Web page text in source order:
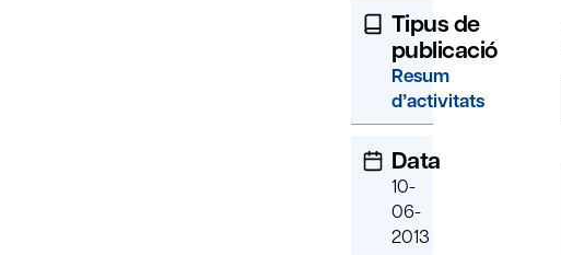
Tipus de
publicació
Resum
d’activitats
Data
10-
06-
2013